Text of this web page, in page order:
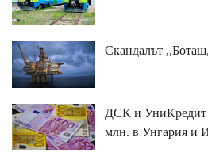
Скандалът
ДСК и УниКредит
млн. в Унгария и